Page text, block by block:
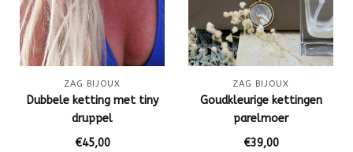
ZAG BIJOUX
Dubbele ketting met tiny
druppel
€45,00
ZAG BIJOUX
Goudkleurige kettingen
parelmoer
€39,00